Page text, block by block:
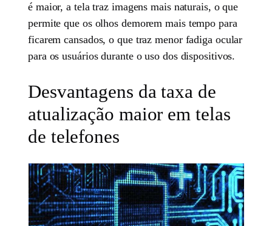
é maior, a tela traz imagens mais naturais, o que
permite que os olhos demorem mais tempo para
ficarem cansados, o que traz menor fadiga ocular
para os usuários durante o uso dos dispositivos.
Desvantagens da taxa de
atualização maior em telas
de telefones